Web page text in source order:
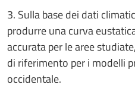
3. Sulla base dei dati
produrre una curva
accurata per le aree
di riferimento per i modelli
occidentale.